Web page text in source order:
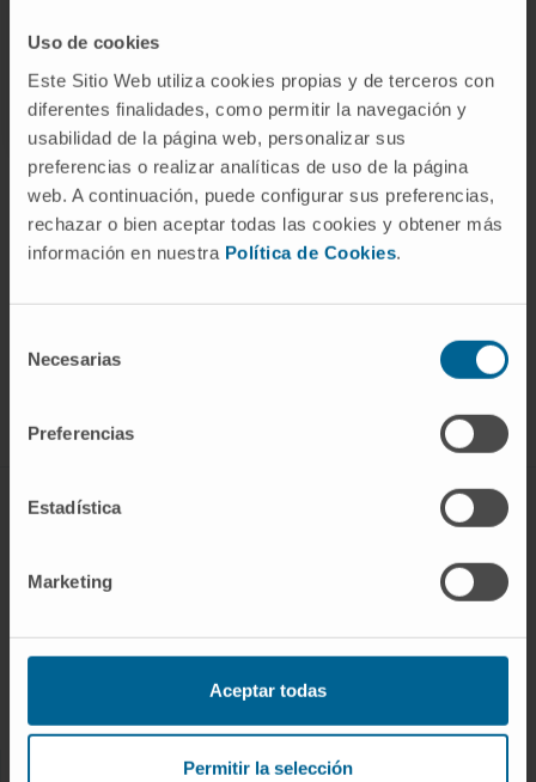
Uso de cookies
Este Sitio Web utiliza cookies propias y de terceros con
diferentes finalidades, como permitir la navegación y
usabilidad de la página web, personalizar sus
preferencias o realizar analíticas de uso de la página
web. A continuación, puede configurar sus preferencias,
rechazar o bien aceptar todas las cookies y obtener más
información en nuestra Política de Cookies.
Necesarias
Preferencias
Estadística
Marketing
Aceptar todas
Permitir la selección
CONOZCA EL CIMA
Centro de Investigacion de la Clínica
Campus de la Universidad de Navarra